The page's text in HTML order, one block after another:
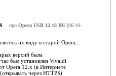
про Opera USB 12.18 RU[06-10-
их виду в старой Opera...
версий была
был установлен Vivaldi
Opera 12.x (в Интернете
через HTTPS)